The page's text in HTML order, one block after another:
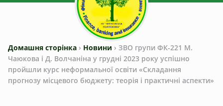
Домашня сторінка › Новини › ЗВО групи ФК-221 М.
Чаюкова і Д. Волчаніна у грудні 2023 року успішно
пройшли курс неформальної освіти «Складання
прогнозу місцевого бюджету: теорія і практичні аспекти»